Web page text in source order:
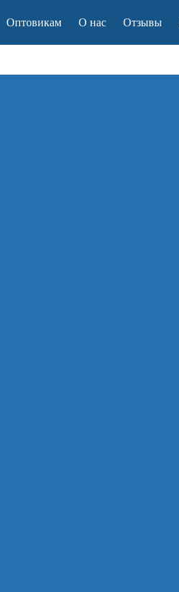
Оптовикам О нас Отзывы